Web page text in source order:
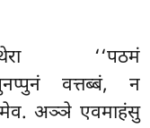
‘‘पठमं
वत्तब्बं, न
अञ्ञे एवमाहंसु